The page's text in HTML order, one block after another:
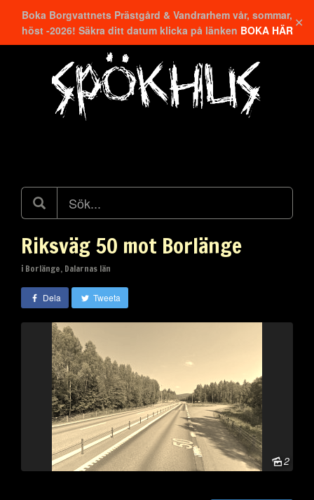
Boka Borgvattnets Prästgård & Vandrarhem vår, sommar,
höst -2026! Säkra ditt datum klicka på länken BOKA HÄR ✕
Riksväg 50 mot Borlänge
i Borlänge, Dalarnas län
Dela Tweeta
2